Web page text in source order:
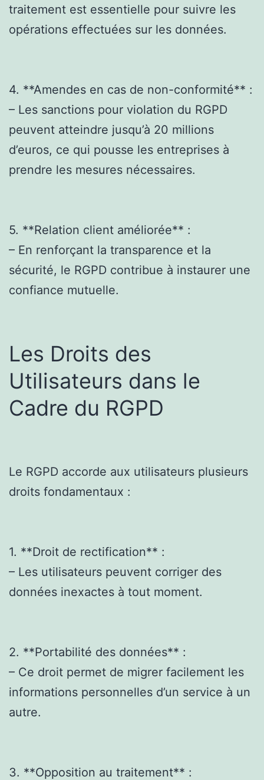
traitement est essentielle pour suivre les
opérations effectuées sur les données.
4. **Amendes en cas de non-conformité** :
– Les sanctions pour violation du RGPD
peuvent atteindre jusqu’à 20 millions
d’euros, ce qui pousse les entreprises à
prendre les mesures nécessaires.
5. **Relation client améliorée** :
– En renforçant la transparence et la
sécurité, le RGPD contribue à instaurer une
confiance mutuelle.
Les Droits des
Utilisateurs dans le
Cadre du RGPD
Le RGPD accorde aux utilisateurs plusieurs
droits fondamentaux :
1. **Droit de rectification** :
– Les utilisateurs peuvent corriger des
données inexactes à tout moment.
2. **Portabilité des données** :
– Ce droit permet de migrer facilement les
informations personnelles d’un service à un
autre.
3. **Opposition au traitement** :